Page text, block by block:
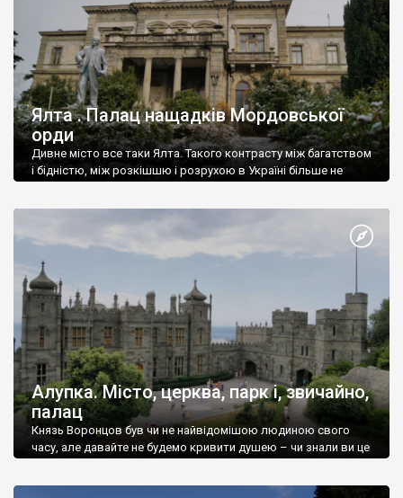
Ялта . Палац нащадків Мордовської
орди
Дивне місто все таки Ялта. Такого контрасту між багатством
і бідністю, між розкішшю і розрухою в Україні більше не
Алупка. Місто, церква, парк і, звичайно,
палац
Князь Воронцов був чи не найвідомішою людиною свого
часу, але давайте не будемо кривити душею – чи знали ви це